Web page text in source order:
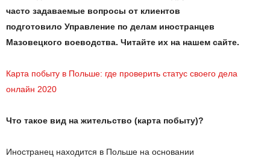
часто задаваемые вопросы от клиентов
подготовило Управление по делам иностранцев
Мазовецкого воеводства. Читайте их на нашем сайте.
Карта побыту в Польше: где проверить статус своего дела
онлайн 2020
Что такое вид на жительство (карта побыту)?
Иностранец находится в Польше на основании